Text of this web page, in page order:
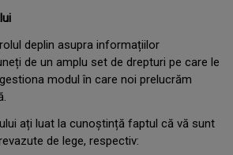
deplin asupra informațiilor
de un amplu set de drepturi pe care le
modul în care noi prelucrăm
ați luat la cunoștință faptul că vă sunt
de lege, respectiv: